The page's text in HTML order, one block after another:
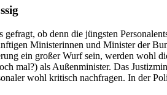
ob denn die jüngsten
Ministerinnen und Minister der
ein großer Wurf sein, werden wohl
mal?) als Außenminister. Das
wohl kritisch nachfragen. In der